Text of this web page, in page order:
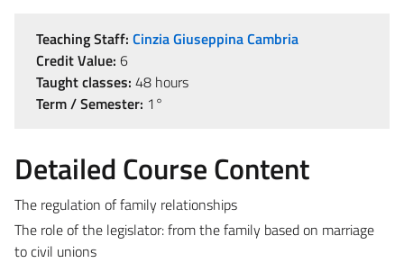
Teaching Staff: Cinzia Giuseppina Cambria
Credit Value: 6
Taught classes: 48 hours
Term / Semester: 1°
Detailed Course Content
The regulation of family relationships
The role of the legislator: from the family based on marriage
to civil unions